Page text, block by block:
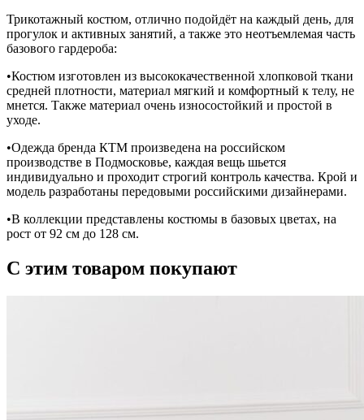
Трикотажный костюм, отлично подойдёт на каждый день, для
прогулок и активных занятий, а также это неотъемлемая часть
базового гардероба:
•Костюм изготовлен из высококачественной хлопковой ткани
средней плотности, материал мягкий и комфортный к телу, не
мнется. Также материал очень износостойкий и простой в
уходе.
•Одежда бренда КТМ произведена на российском
производстве в Подмосковье, каждая вещь шьется
индивидуально и проходит строгий контроль качества. Крой и
модель разработаны передовыми российскими дизайнерами.
•В коллекции представлены костюмы в базовых цветах, на
рост от 92 см до 128 см.
С этим товаром покупают